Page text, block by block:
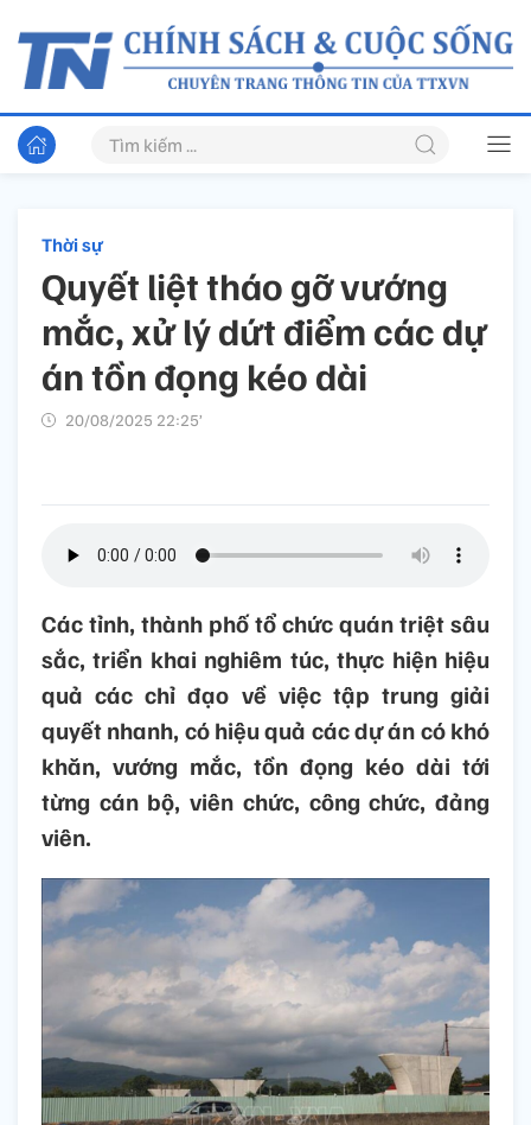
Thời sự
Quyết liệt tháo gỡ vướng
mắc, xử lý dứt điểm các dự
án tồn đọng kéo dài
20/08/2025 22:25’
Các tỉnh, thành phố tổ chức quán triệt sâu
sắc, triển khai nghiêm túc, thực hiện hiệu
quả các chỉ đạo về việc tập trung giải
quyết nhanh, có hiệu quả các dự án có khó
khăn, vướng mắc, tồn đọng kéo dài tới
từng cán bộ, viên chức, công chức, đảng
viên.